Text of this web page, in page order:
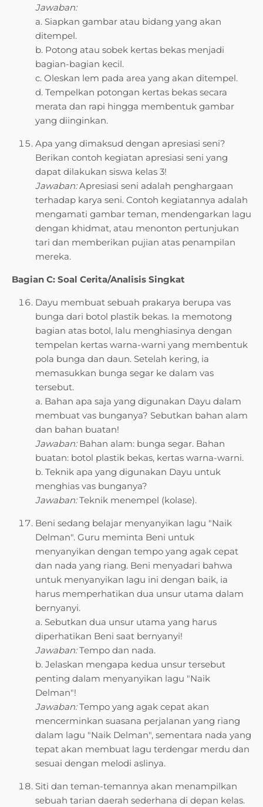
Jawaban:
a. Siapkan gambar atau bidang yang akan
ditempel.
b. Potong atau sobek kertas bekas menjadi
bagian-bagian kecil.
c. Oleskan lem pada area yang akan ditempel.
d. Tempelkan potongan kertas bekas secara
merata dan rapi hingga membentuk gambar
yang diinginkan.
Apa yang dimaksud dengan apresiasi seni?
Berikan contoh kegiatan apresiasi seni yang
dapat dilakukan siswa kelas 3!
Jawaban:Apresiasi seni adalah penghargaan
terhadap karya seni. Contoh kegiatannya adalah
mengamati gambar teman, mendengarkan lagu
dengan khidmat, atau menonton pertunjukan
tari dan memberikan pujian atas penampilan
mereka.
Bagian C: Soal Cerita/Analisis Singkat
Dayu membuat sebuah prakarya berupa vas
bunga dari botol plastik bekas. Ia memotong
bagian atas botol, lalu menghiasinya dengan
tempelan kertas warna-warni yang membentuk
pola bunga dan daun. Setelah kering, ia
memasukkan bunga segar ke dalam vas
tersebut.
a. Bahan apa saja yang digunakan Dayu dalam
membuat vas bunganya? Sebutkan bahan alam
dan bahan buatan!
Jawaban:Bahan alam: bunga segar. Bahan
buatan: botol plastik bekas, kertas warna-warni.
b. Teknik apa yang digunakan Dayu untuk
menghias vas bunganya?
Jawaban:Teknik menempel (kolase).
Beni sedang belajar menyanyikan lagu "Naik
Delman". Guru meminta Beni untuk
menyanyikan dengan tempo yang agak cepat
dan nada yang riang. Beni menyadari bahwa
untuk menyanyikan lagu ini dengan baik, ia
harus memperhatikan dua unsur utama dalam
bernyanyi.
a. Sebutkan dua unsur utama yang harus
diperhatikan Beni saat bernyanyi!
Jawaban:Tempo dan nada.
b. Jelaskan mengapa kedua unsur tersebut
penting dalam menyanyikan lagu "Naik
Delman"!
Jawaban:Tempo yang agak cepat akan
mencerminkan suasana perjalanan yang riang
dalam lagu "Naik Delman", sementara nada yang
tepat akan membuat lagu terdengar merdu dan
sesuai dengan melodi aslinya.
Siti dan teman-temannya akan menampilkan
sebuah tarian daerah sederhana di depan kelas.